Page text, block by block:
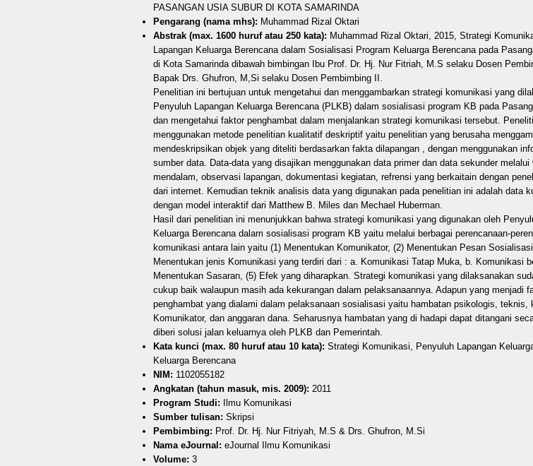
PASANGAN USIA SUBUR DI KOTA SAMARINDA
Pengarang (nama mhs): Muhammad Rizal Oktari
Abstrak (max. 1600 huruf atau 250 kata): Muhammad Rizal Oktari, 2015, Strategi
Lapangan Keluarga Berencana dalam Sosialisasi Program Keluarga Berencana pada
di Kota Samarinda dibawah bimbingan Ibu Prof. Dr. Hj. Nur Fitriah, M.S selaku Dosen
Bapak Drs. Ghufron, M,Si selaku Dosen Pembimbing II.
Penelitian ini bertujuan untuk mengetahui dan menggambarkan strategi komunikasi yang
Penyuluh Lapangan Keluarga Berencana (PLKB) dalam sosialisasi program KB pada
dan mengetahui faktor penghambat dalam menjalankan strategi komunikasi tersebut.
menggunakan metode penelitian kualitatif deskriptif yaitu penelitian yang berusaha
mendeskripsikan objek yang diteliti berdasarkan fakta dilapangan , dengan menggunakan
sumber data. Data-data yang disajikan menggunakan data primer dan data sekunder melalui
mendalam, observasi lapangan, dokumentasi kegiatan, refrensi yang berkaitain dengan
dari internet. Kemudian teknik analisis data yang digunakan pada penelitian ini adalah data
dengan model interaktif dari Matthew B. Miles dan Mechael Huberman.
Hasil dari penelitian ini menunjukkan bahwa strategi komunikasi yang digunakan oleh
Keluarga Berencana dalam sosialisasi program KB yaitu melalui berbagai perencanaan-
komunikasi antara lain yaitu (1) Menentukan Komunikator, (2) Menentukan Pesan
Menentukan jenis Komunikasi yang terdiri dari : a. Komunikasi Tatap Muka, b. Komunikasi
Menentukan Sasaran, (5) Efek yang diharapkan. Strategi komunikasi yang dilaksanakan
cukup baik walaupun masih ada kekurangan dalam pelaksanaannya. Adapun yang menjadi
penghambat yang dialami dalam pelaksanaan sosialisasi yaitu hambatan psikologis, teknis,
Komunikator, dan anggaran dana. Seharusnya hambatan yang di hadapi dapat ditangani
diberi solusi jalan keluarnya oleh PLKB dan Pemerintah.
Kata kunci (max. 80 huruf atau 10 kata): Strategi Komunikasi, Penyuluh Lapangan
Keluarga Berencana
NIM: 1102055182
Angkatan (tahun masuk, mis. 2009): 2011
Program Studi: Ilmu Komunikasi
Sumber tulisan: Skripsi
Pembimbing: Prof. Dr. Hj. Nur Fitriyah, M.S & Drs. Ghufron, M.Si
Nama eJournal: eJournal Ilmu Komunikasi
Volume: 3